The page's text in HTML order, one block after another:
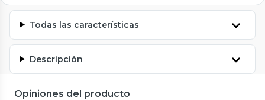
Todas las características
Descripción
Opiniones del producto